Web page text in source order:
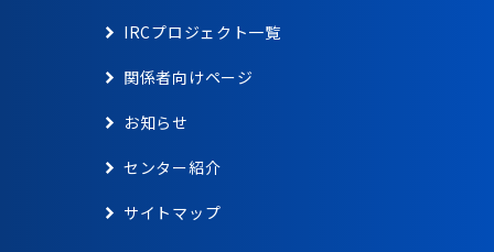
IRCプロジェクト一覧
関係者向けページ
お知らせ
センター紹介
サイトマップ